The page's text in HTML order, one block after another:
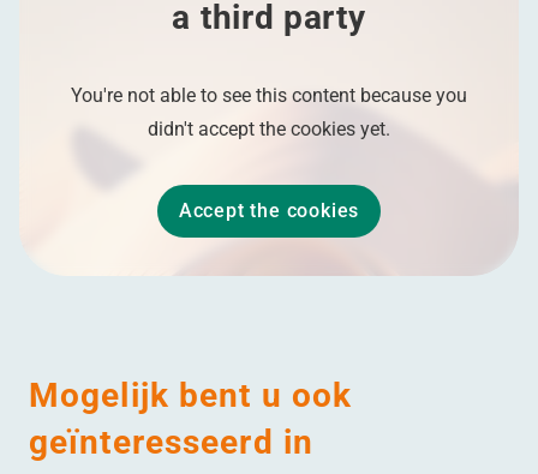
a third party
You're not able to see this content because you
didn't accept the cookies yet.
Accept the cookies
Mogelijk bent u ook
geïnteresseerd in